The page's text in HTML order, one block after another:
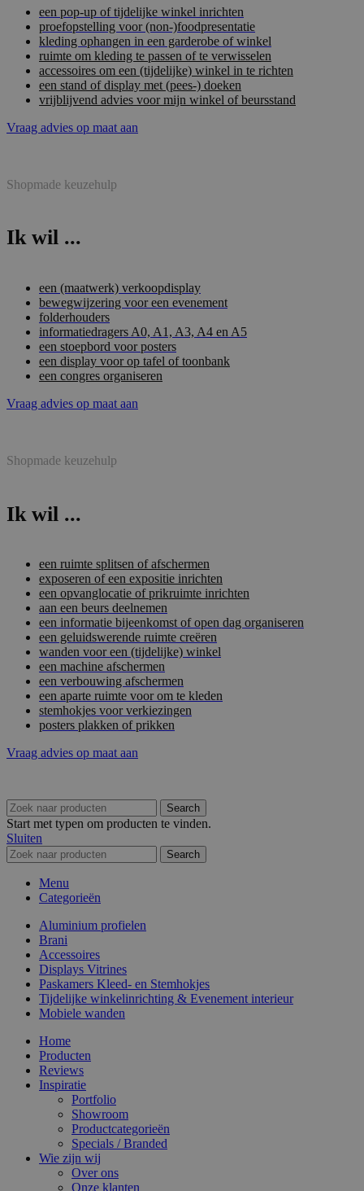
een pop-up of tijdelijke winkel inrichten
proefopstelling voor (non-)foodpresentatie
kleding ophangen in een garderobe of winkel
ruimte om kleding te passen of te verwisselen
accessoires om een (tijdelijke) winkel in te richten
een stand of display met (pees-) doeken
vrijblijvend advies voor mijn winkel of beursstand
Vraag advies op maat aan
Shopmade keuzehulp
Ik wil ...
een (maatwerk) verkoopdisplay
bewegwijzering voor een evenement
folderhouders
informatiedragers A0, A1, A3, A4 en A5
een stoepbord voor posters
een display voor op tafel of toonbank
een congres organiseren
Vraag advies op maat aan
Shopmade keuzehulp
Ik wil ...
een ruimte splitsen of afschermen
exposeren of een expositie inrichten
een opvanglocatie of prikruimte inrichten
aan een beurs deelnemen
een informatie bijeenkomst of open dag organiseren
een geluidswerende ruimte creëren
wanden voor een (tijdelijke) winkel
een machine afschermen
een verbouwing afschermen
een aparte ruimte voor om te kleden
stemhokjes voor verkiezingen
posters plakken of prikken
Vraag advies op maat aan
Search
Start met typen om producten te vinden.
Sluiten
Search
Menu
Categorieën
Aluminium profielen
Brani
Accessoires
Displays Vitrines
Paskamers Kleed- en Stemhokjes
Tijdelijke winkelinrichting & Evenement interieur
Mobiele wanden
Home
Producten
Reviews
Inspiratie
Portfolio
Showroom
Productcategorieën
Specials / Branded
Wie zijn wij
Over ons
Onze klanten